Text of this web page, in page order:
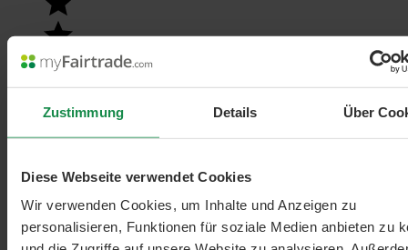
Zustimmung Details Über
Diese Webseite verwendet Cookies
Wir verwenden Cookies, um Inhalte und Anzeigen zu
personalisieren, Funktionen für soziale Medien anbieten zu
Filter hinzufügen: Minimum Bewertung von 5 von 5 Sternen
min. 5/5